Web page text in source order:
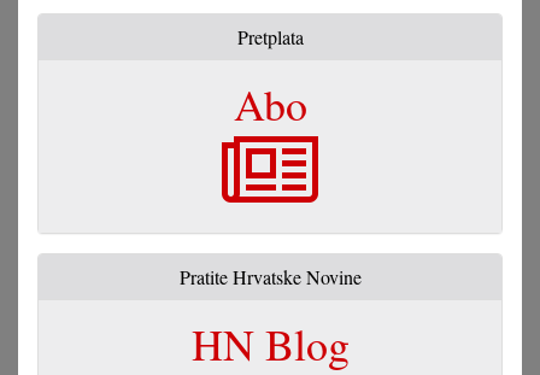
Pretplata
Abo
Pratite Hrvatske Novine
HN Blog